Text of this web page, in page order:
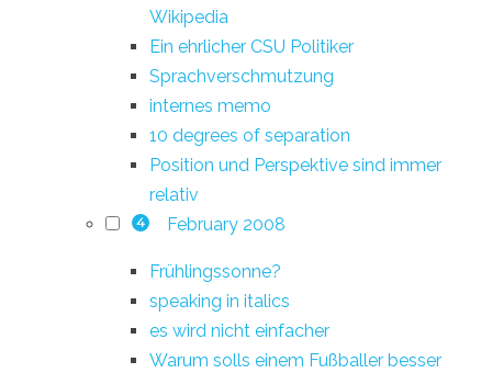
Wikipedia
Ein ehrlicher CSU Politiker
Sprachverschmutzung
internes memo
10 degrees of separation
Position und Perspektive sind immer
relativ
4 February 2008
Frühlingssonne?
speaking in italics
es wird nicht einfacher
Warum solls einem Fußballer besser